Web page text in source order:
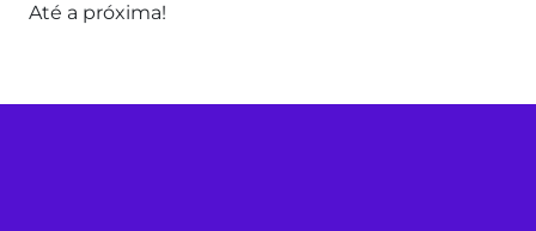
Até a próxima!